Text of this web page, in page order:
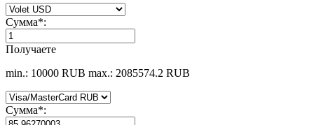
Сумма*:
Получаете
min.: 10000 RUB max.: 2085574.2 RUB
Сумма*: